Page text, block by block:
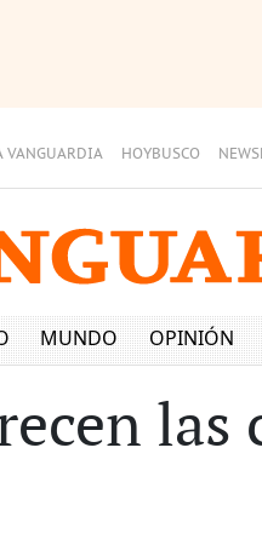
VANGUARDIA HOYBUSCO
MUNDO OPINIÓN
las